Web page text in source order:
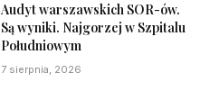
Audyt warszawskich SOR-ów.
Są wyniki. Najgorzej w Szpitalu
Południowym
7 sierpnia, 2026